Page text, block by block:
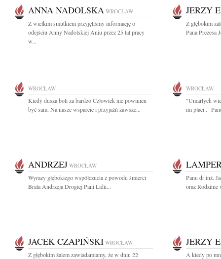
ANNA NADOLSKA WROCŁAW
Z wielkim smutkiem przyjęliśmy informację o
odejściu Anny Nadolskiej Aniu przez 25 lat pracy
w...
JERZY
Z głębokim
Pana Prezesa
WROCŁAW
Kiedy dusza boli za bardzo Człowiek nie powinien
być sam. Na nasze wsparcie i przyjaźń zawsze...
WROCŁAW
"Umarłych
im płaci ."
ANDRZEJ WROCŁAW
Wyrazy głębokiego współczucia z powodu śmierci
Brata Andrzeja Drogiej Pani Lidii...
Panu dr inż.
oraz Rodzinie
JACEK CZAPIŃSKI WROCŁAW
Z głębokim żalem zawiadamiamy, że w dniu 22
JERZY
A kiedy po